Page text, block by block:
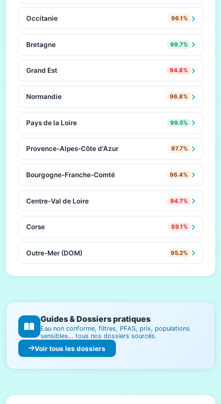
Occitanie 96.1%
Bretagne 99.7%
Grand Est 94.8%
Normandie 96.8%
Pays de la Loire 99.5%
Provence-Alpes-Côte d'Azur 97.7%
Bourgogne-Franche-Comté 96.4%
Centre-Val de Loire 94.7%
Corse 89.1%
Outre-Mer (DOM) 95.2%
Guides & Dossiers pratiques
Eau non conforme, filtres, PFAS, prix, populations
sensibles… tous nos dossiers sourcés.
Voir tous les dossiers